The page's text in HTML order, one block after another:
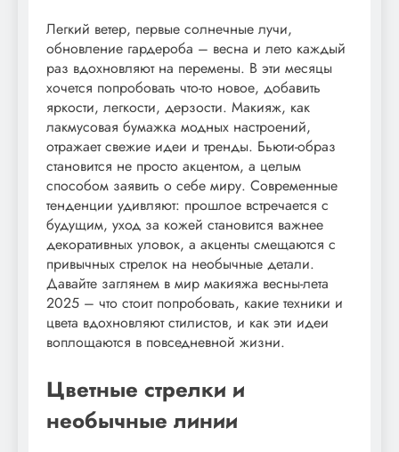
Легкий ветер, первые солнечные лучи,
обновление гардероба – весна и лето каждый
раз вдохновляют на перемены. В эти месяцы
хочется попробовать что-то новое, добавить
яркости, легкости, дерзости. Макияж, как
лакмусовая бумажка модных настроений,
отражает свежие идеи и тренды. Бьюти-образ
становится не просто акцентом, а целым
способом заявить о себе миру. Современные
тенденции удивляют: прошлое встречается с
будущим, уход за кожей становится важнее
декоративных уловок, а акценты смещаются с
привычных стрелок на необычные детали.
Давайте заглянем в мир макияжа весны-лета
2025 – что стоит попробовать, какие техники и
цвета вдохновляют стилистов, и как эти идеи
воплощаются в повседневной жизни.
Цветные стрелки и
необычные линии